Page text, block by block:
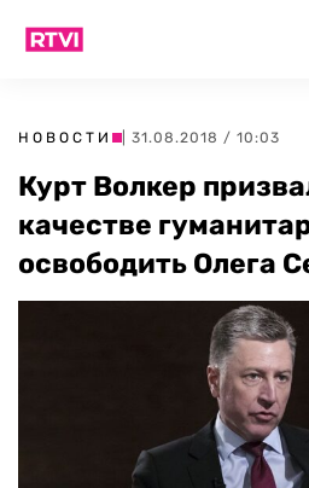
НОВОСТИ | 31.08.2018 / 10:03
Курт Волкер
качестве
освободить Олега